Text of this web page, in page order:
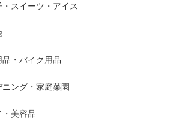
スイーツ・アイス
・バイク用品
ング・家庭菜園
・美容品